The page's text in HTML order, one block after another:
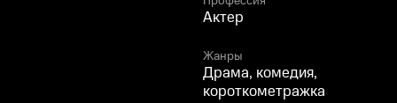
Актер
Жанры
Драма, комедия,
короткометражка